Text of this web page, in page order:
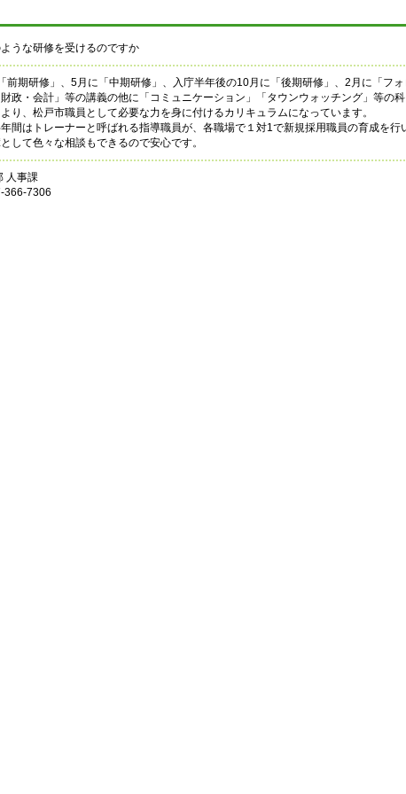
うな研修を受けるのですか
前期研修」、5月に「中期研修」、入庁半年後の10月に「後期研修」、2月に「フォ
財政・会計」等の講義の他に「コミュニケーション」「タウンウォッチング」等の
り、松戸市職員として必要な力を身に付けるカリキュラムになっています。
間はトレーナーと呼ばれる指導職員が、各職場で１対1で新規採用職員の育成を行
して色々な相談もできるので安心です。
人事課
366-7306